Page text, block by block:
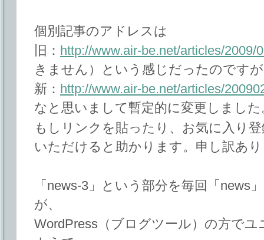
個別記事のアドレスは
旧： http://www.air-be.net/articles/2009/
きません）という感じだったのですが
新： http://www.air-be.net/articles/
なと思いまして暫定的に変更しました
もしリンクを貼ったり、お気に入り
いただけると助かります。申し訳あ
「news-3」という部分を毎回「news
が、
WordPress（ブログツール）の方で